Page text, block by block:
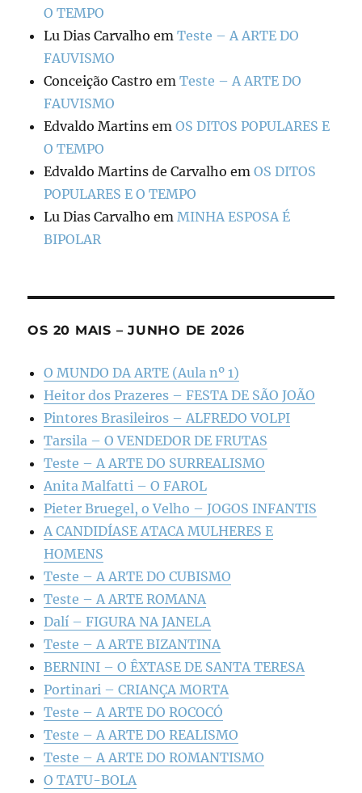
O TEMPO
Lu Dias Carvalho emTeste – A ARTE DO
FAUVISMO
Conceição Castro emTeste – A ARTE DO
FAUVISMO
Edvaldo Martins emOS DITOS POPULARES E
O TEMPO
Edvaldo Martins de Carvalho emOS DITOS
POPULARES E O TEMPO
Lu Dias Carvalho em MINHA ESPOSA É
BIPOLAR
OS 20 MAIS – JUNHO DE 2026
O MUNDO DA ARTE (Aula nº 1)
Heitor dos Prazeres – FESTA DE SÃO JOÃO
Pintores Brasileiros – ALFREDO VOLPI
Tarsila – O VENDEDOR DE FRUTAS
Teste – A ARTE DO SURREALISMO
Anita Malfatti – O FAROL
Pieter Bruegel, o Velho – JOGOS INFANTIS
A CANDIDÍASE ATACA MULHERES E
HOMENS
Teste – A ARTE DO CUBISMO
Teste – A ARTE ROMANA
Dalí – FIGURA NA JANELA
Teste – A ARTE BIZANTINA
BERNINI – O ÊXTASE DE SANTA TERESA
Portinari – CRIANÇA MORTA
Teste – A ARTE DO ROCOCÓ
Teste – A ARTE DO REALISMO
Teste – A ARTE DO ROMANTISMO
O TATU-BOLA